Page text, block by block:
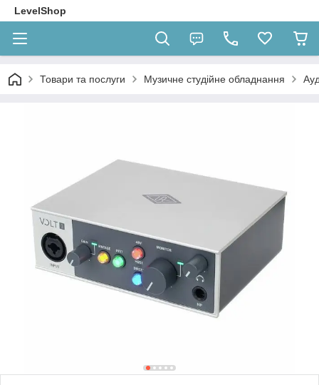
LevelShop
Товари та послуги Музичне студійне обладнання